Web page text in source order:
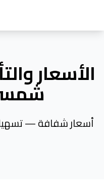
الأسعار
أسعار شفافة —